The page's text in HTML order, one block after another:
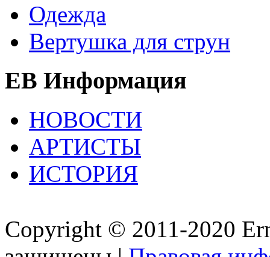
Одежда
Вертушка для струн
EB Информация
НОВОСТИ
АРТИСТЫ
ИСТОРИЯ
Copyright © 2011-2020